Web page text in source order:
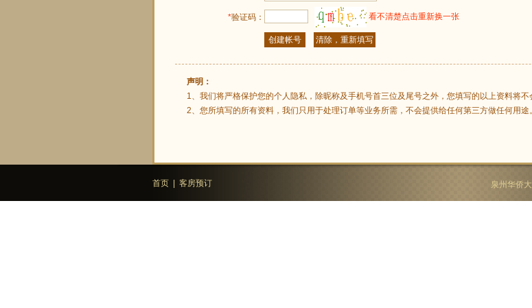
*验证码： 看不清楚点击重新换一张
声明：
1、我们将严格保护您的个人隐私，除昵称及手机号首三位及尾号之外，您填写的以上资料将不
2、您所填写的所有资料，我们只用于处理订单等业务所需，不会提供给任何第三方做任何用途。
首页 客房预订 泉州华侨